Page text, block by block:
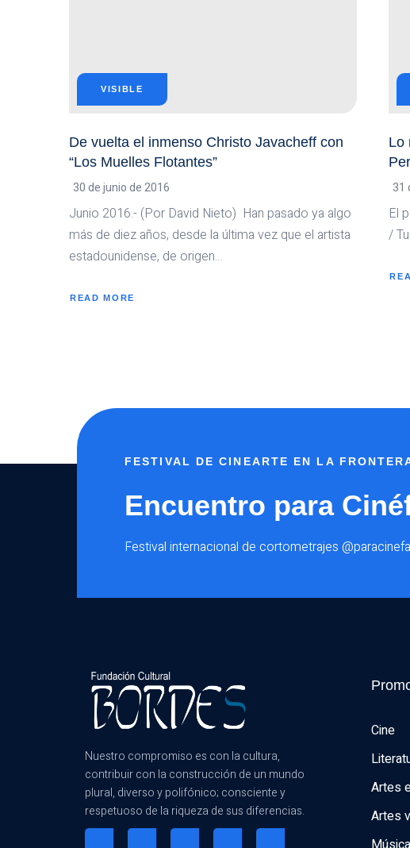
VISIBLE
De vuelta el inmenso Christo Javacheff con
“Los Muelles Flotantes”
30 de junio de 2016
Junio 2016.- (Por David Nieto) Han pasado ya algo
más de diez años, desde la última vez que el artista
estadounidense, de origen…
READ MORE
ABOUT
Lo
31
El
/
FESTIVAL DE CINEARTE EN LA
Encuentro para
Festival internacional de cortometrajes
Nuestro compromiso es con la cultura,
contribuir con la construcción de un mundo
plural, diverso y polifónico; consciente y
respetuoso de la riqueza de sus diferencias.
Cine
Artes
Artes